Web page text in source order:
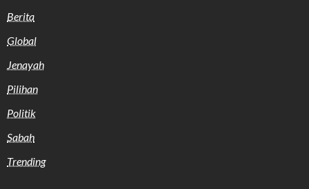
Berita
Global
Jenayah
Pilihan
Politik
Sabah
Trending